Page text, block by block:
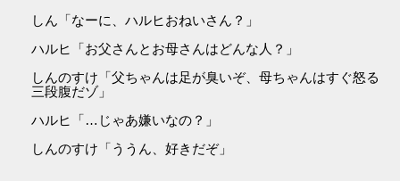
しん「なーに、ハルヒおねいさん？」
ハルヒ「お父さんとお母さんはどんな人？」
しんのすけ「父ちゃんは足が臭いぞ、母ちゃんはすぐ怒る
三段腹だゾ」
ハルヒ「…じゃあ嫌いなの？」
しんのすけ「ううん、好きだぞ」